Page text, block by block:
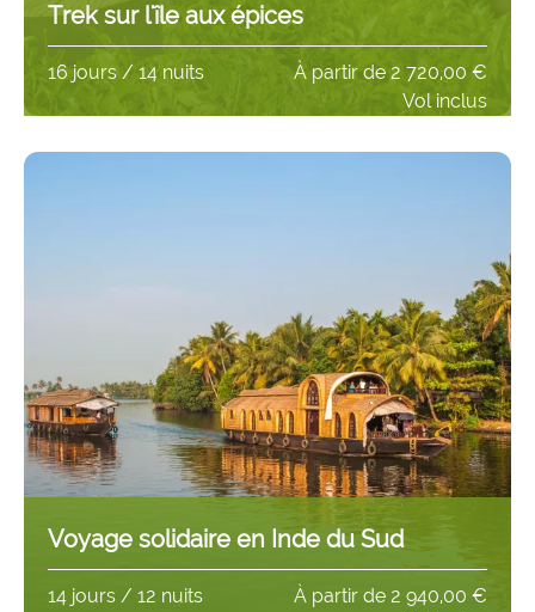
Trek sur l'île aux épices
16 jours / 14 nuits
Vol inclus
À partir de 2 720,00 €
Voyage solidaire en Inde du Sud
14 jours / 12 nuits
À partir de 2 940,00 €